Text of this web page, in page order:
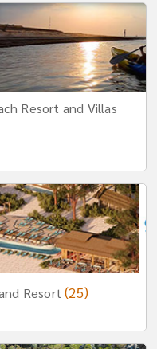
Resort and Villas
Resort(25)